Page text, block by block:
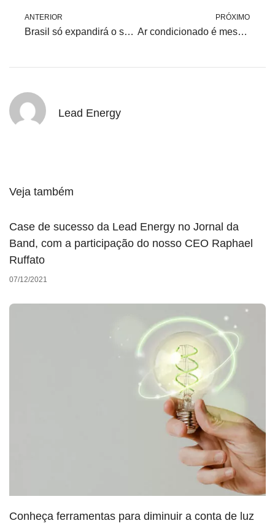
ANTERIOR
Brasil só expandirá o setor de energia com o consumidor no comando
PRÓXIMO
Ar condicionado é mesmo vilão da conta de luz? Talvez não!
Lead Energy
Veja também
Case de sucesso da Lead Energy no Jornal da
Band, com a participação do nosso CEO Raphael
Ruffato
07/12/2021
Conheça ferramentas para diminuir a conta de luz